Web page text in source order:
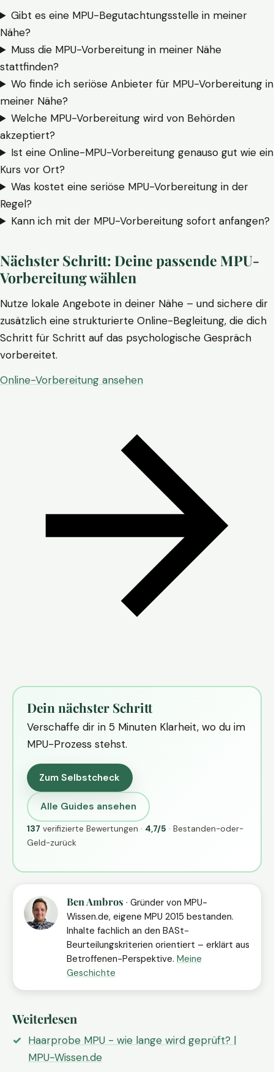
Gibt es eine MPU-Begutachtungsstelle in meiner
Nähe?
Muss die MPU-Vorbereitung in meiner Nähe
stattfinden?
Wo finde ich seriöse Anbieter für MPU-Vorbereitung in
meiner Nähe?
Welche MPU-Vorbereitung wird von Behörden
akzeptiert?
Ist eine Online-MPU-Vorbereitung genauso gut wie ein
Kurs vor Ort?
Was kostet eine seriöse MPU-Vorbereitung in der
Regel?
Kann ich mit der MPU-Vorbereitung sofort anfangen?
Nächster Schritt: Deine passende MPU-
Vorbereitung wählen
Nutze lokale Angebote in deiner Nähe – und sichere dir
zusätzlich eine strukturierte Online-Begleitung, die dich
Schritt für Schritt auf das psychologische Gespräch
vorbereitet.
Online-Vorbereitung ansehen
Dein nächster Schritt
Verschaffe dir in 5 Minuten Klarheit, wo du im
MPU-Prozess stehst.
Zum Selbstcheck
Alle Guides ansehen
137 verifizierte Bewertungen · 4,7/5 · Bestanden-oder-
Geld-zurück
Ben Ambros · Gründer von MPU-
Wissen.de, eigene MPU 2015 bestanden.
Inhalte fachlich an den BASt-
Beurteilungskriterien orientiert – erklärt aus
Betroffenen-Perspektive. Meine
Geschichte
Weiterlesen
Haarprobe MPU - wie lange wird geprüft? |
MPU-Wissen.de